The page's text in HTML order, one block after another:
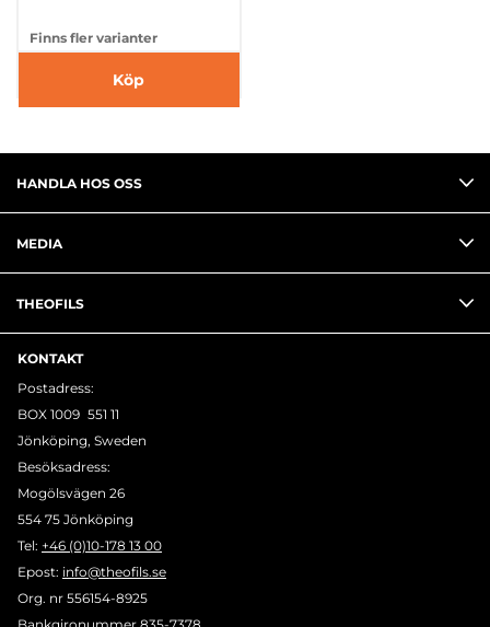
Finns fler varianter
Köp
HANDLA HOS OSS
MEDIA
THEOFILS
KONTAKT
Postadress:
BOX 1009 551 11
Jönköping, Sweden
Besöksadress:
Mogölsvägen 26
554 75 Jönköping
Tel: +46 (0)10-178 13 00
Epost: info@theofils.se
Org. nr 556154-8925